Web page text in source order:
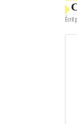
Écrit